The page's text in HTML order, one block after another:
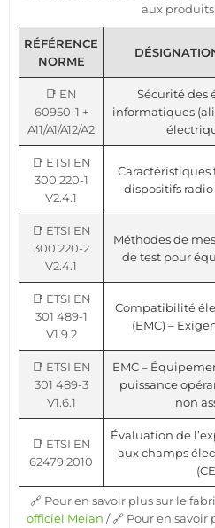
aux
RÉFÉRENCE
NORME
📑 EN
60950-1 +
A11/A1/A12/A2
Sécurité des
informatiques
📑 ETSI EN
300 220-1
V2.4.1
dispositifs
📑 ETSI EN
300 220-2
V2.4.1
Méthodes de
de test pour
📑 ETSI EN
301 489-1
V1.9.2
Compatibilité
(EMC) –
📑 ETSI EN
301 489-3
V1.6.1
EMC –
puissance
non
📑 ETSI EN
62479:2010
Évaluation de
aux champs
🔗 Pour en savoir plus sur le
officiel Meian / 🔗 Pour en savoir